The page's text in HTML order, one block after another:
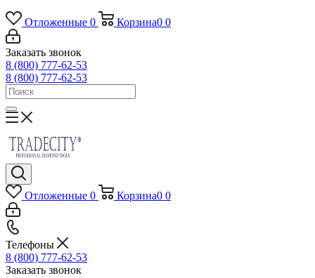
Отложенные 0 Корзина0 0
Заказать звонок
8 (800) 777-62-53
8 (800) 777-62-53
Отложенные 0 Корзина0 0
Телефоны
8 (800) 777-62-53
Заказать звонок